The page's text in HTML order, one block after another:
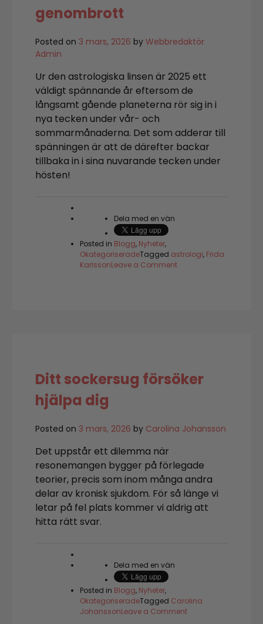
genombrott
Posted on 3 mars, 2026 by Webbredaktör
Admin
Ur den astrologiska linsen är 2025 ett
väldigt spännande år eftersom de
långsamt gående planeterna rör sig in i
nya tecken under vår- och
sommarmånaderna. Det som adderar till
spänningen är att de därefter backar
tillbaka in i sina nuvarande tecken under
hösten!
Dela med en vän
Posted in Blogg, Nyheter,
OkategoriseradeTagged astrologi, Frida
KarlssonLeave a Commenton
Ditt sockersug försöker
hjälpa dig
Posted on 3 mars, 2026 by Carolina Johansson
Det uppstår ett dilemma när
resonemangen bygger på förlegade
teorier, precis som inom många andra
delar av kronisk sjukdom. För så länge vi
letar på fel plats kommer vi aldrig att
hitta rätt svar.
Dela med en vän
Posted in Blogg, Nyheter,
OkategoriseradeTagged Carolina
JohanssonLeave a Commenton